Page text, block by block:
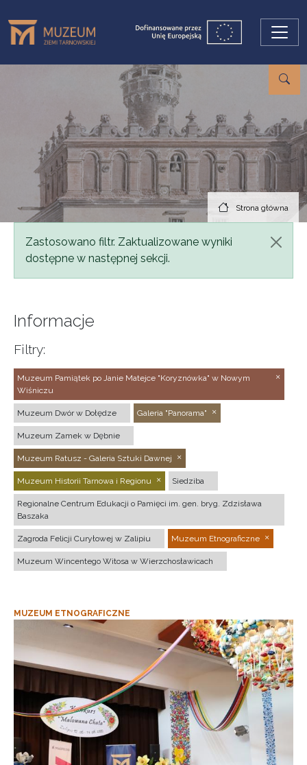
Strona główna
Komunikat
Zastosowano filtr. Zaktualizowane wyniki
dostępne w następnej sekcji.
Informacje
Filtry:
Muzeum Pamiątek po Janie Matejce "Koryznówka" w Nowym
Wiśniczu
Muzeum Dwór w Dołędze Galeria "Panorama"
Muzeum Zamek w Dębnie
Muzeum Ratusz - Galeria Sztuki Dawnej
Muzeum Historii Tarnowa i Regionu Siedziba
Regionalne Centrum Edukacji o Pamięci im. gen. bryg. Zdzisława
Baszaka
Zagroda Felicji Curyłowej w Zalipiu Muzeum Etnograficzne
Muzeum Wincentego Witosa w Wierzchosławicach
MUZEUM ETNOGRAFICZNE